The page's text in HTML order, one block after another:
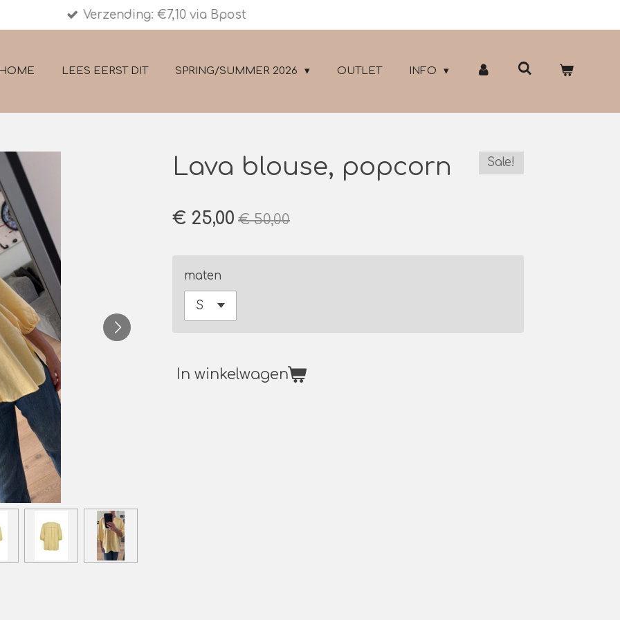
Verzending: €7,10 via Bpost
HOME LEES EERST DIT SPRING/SUMMER 2026 OUTLET INFO
Lava blouse, popcorn Sale!
€ 25,00 € 50,00
maten
In winkelwagen